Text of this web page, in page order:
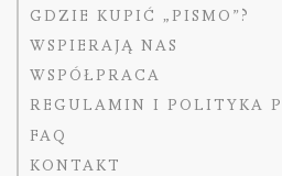
GDZIE KUPIĆ „PISMO”?
WSPIERAJĄ NAS
WSPÓŁPRACA
REGULAMIN I POLITYKA
FAQ
KONTAKT